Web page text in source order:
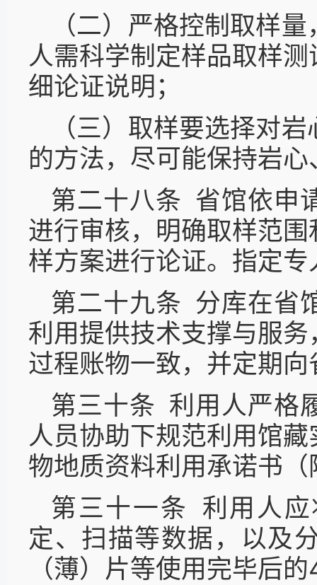
（二）严格控制取样
人需科学制定样品取样
细论证说明；
（三）取样要选择对
的方法，尽可能保持岩
第二十八条 省馆依申
进行审核，明确取样范
样方案进行论证。指定
第二十九条 分库在省
利用提供技术支撑与服
过程账物一致，并定期
第三十条 利用人严格
人员协助下规范利用馆
物地质资料利用承诺书（
第三十一条 利用人
定、扫描等数据，以及
（薄）片等使用完毕后